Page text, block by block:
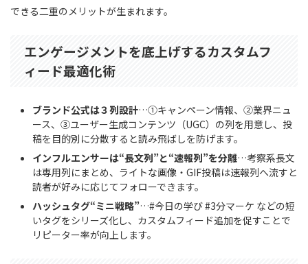
できる二重のメリットが生まれます。
エンゲージメントを底上げするカスタムフ
ィード最適化術
ブランド公式は３列設計…①キャンペーン情報、②業界ニュ
ース、③ユーザー生成コンテンツ（UGC）の列を用意し、投
稿を目的別に分散すると読み飛ばしを防げます。
インフルエンサーは“長文列”と“速報列”を分離…考察系長文
は専用列にまとめ、ライトな画像・GIF投稿は速報列へ流すと
読者が好みに応じてフォローできます。
ハッシュタグ“ミニ戦略”…#今日の学び #3分マーケ などの短
いタグをシリーズ化し、カスタムフィード追加を促すことで
リピーター率が向上します。